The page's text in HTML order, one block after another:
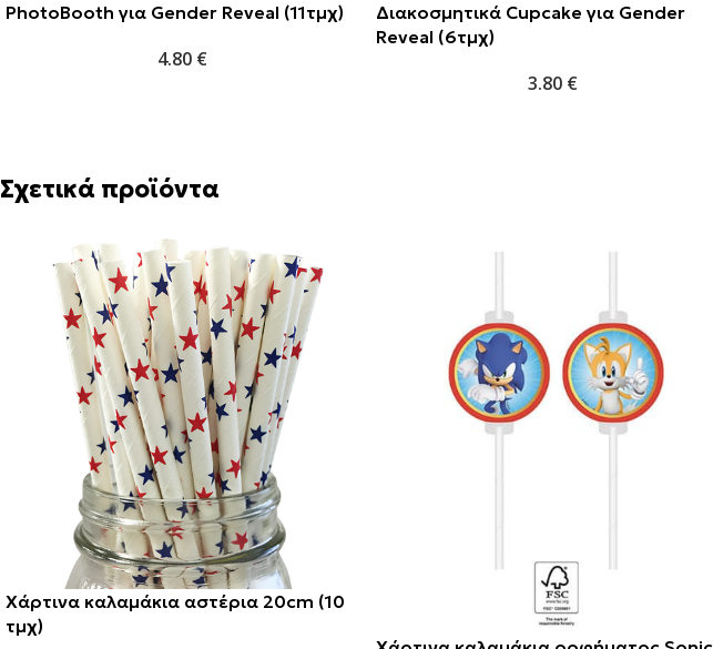
PhotoBooth για Gender Reveal (11τμχ)
4.80 €
Διακοσμητικά Cupcake για Gender
Reveal (6τμχ)
3.80 €
Σχετικά προϊόντα
Χάρτινα καλαμάκια αστέρια 20cm (10
τμχ)